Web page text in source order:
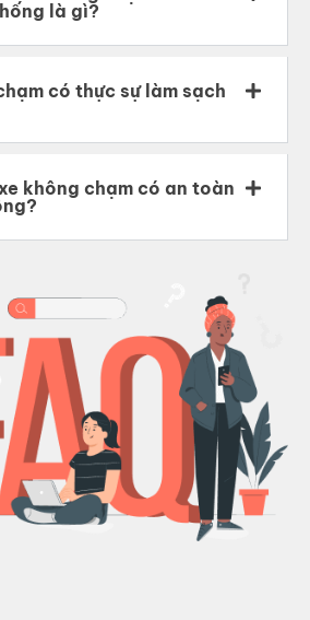
là gì?
có thực sự làm sạch
không chạm có an toàn